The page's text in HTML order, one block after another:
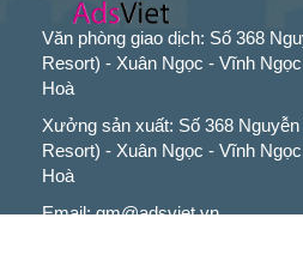
Văn phòng giao dịch: Số 368
Resort) - Xuân Ngọc - Vĩnh
Hoà
Xưởng sản xuất: Số 368
Resort) - Xuân Ngọc - Vĩnh
Hoà
Email: gm@adsviet.vn